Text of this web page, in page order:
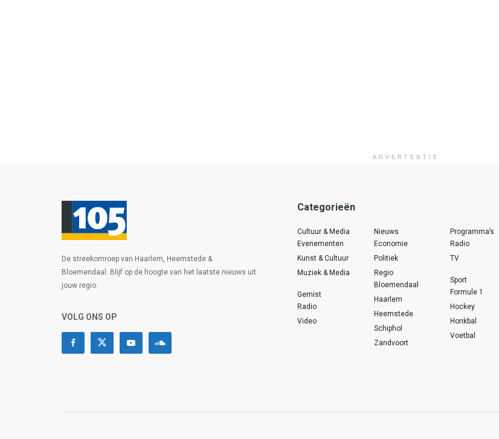
ADVERTENTIE
De streekomroep van Haarlem, Heemstede &
Bloemendaal. Blijf op de hoogte van het laatste nieuws uit
jouw regio.
VOLG ONS OP
Categorieën
Cultuur & Media
Evenementen
Kunst & Cultuur
Muziek & Media
Gemist
Radio
Video
Nieuws
Economie
Politiek
Regio
Bloemendaal
Haarlem
Heemstede
Schiphol
Zandvoort
Programma’s
Radio
TV
Sport
Formule 1
Hockey
Honkbal
Voetbal